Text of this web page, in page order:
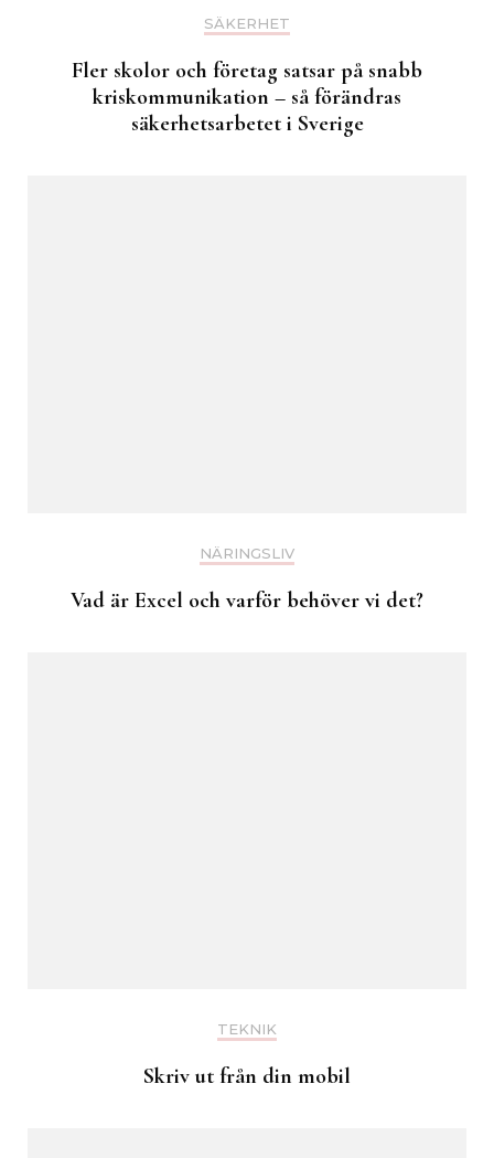
SÄKERHET
Fler skolor och företag satsar på snabb
kriskommunikation – så förändras
säkerhetsarbetet i Sverige
NÄRINGSLIV
Vad är Excel och varför behöver vi det?
TEKNIK
Skriv ut från din mobil